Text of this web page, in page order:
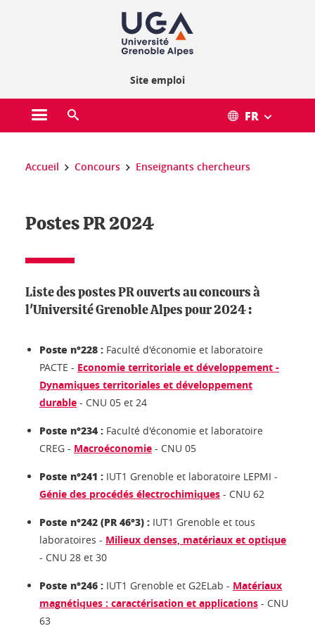
Site emploi
Ouvrir le menu principal FR
Vous êtes ici :
Accueil Concours Enseignants chercheurs
Postes PR 2024
Liste des postes PR ouverts au concours à
l'Université Grenoble Alpes pour 2024 :
Poste n°228 : Faculté d'économie et laboratoire
PACTE - Economie territoriale et développement -
Dynamiques territoriales et développement
durable - CNU 05 et 24
Poste n°234 : Faculté d'économie et laboratoire
CREG - Macroéconomie - CNU 05
Poste n°241 : IUT1 Grenoble et laboratoire LEPMI -
Génie des procédés électrochimiques - CNU 62
Poste n°242 (PR 46°3) : IUT1 Grenoble et tous
laboratoires - Milieux denses, matériaux et optique
- CNU 28 et 30
Poste n°246 : IUT1 Grenoble et G2ELab - Matériaux
magnétiques : caractérisation et applications - CNU
63